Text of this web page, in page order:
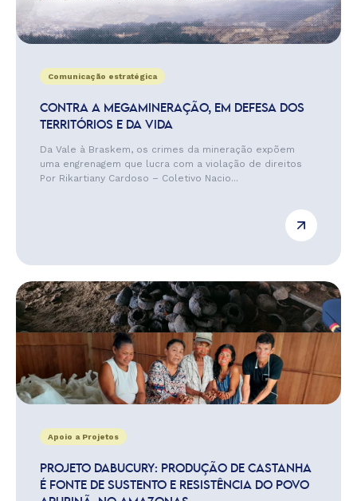
Comunicação estratégica
CONTRA A MEGAMINERAÇÃO, EM DEFESA DOS
TERRITÓRIOS E DA VIDA
Da Vale à Braskem, os crimes da mineração expõem
uma engrenagem que lucra com a violação de direitos
Por Rikartiany Cardoso – Coletivo Nacio...
Apoio a Projetos
PROJETO DABUCURY: PRODUÇÃO DE CASTANHA
É FONTE DE SUSTENTO E RESISTÊNCIA DO POVO